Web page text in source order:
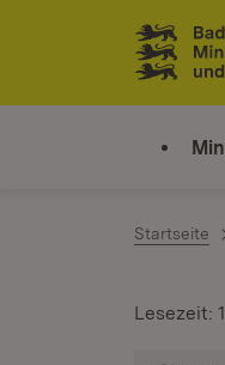
Zum Inhalt
Link zur
Startseite
Lesezeit: